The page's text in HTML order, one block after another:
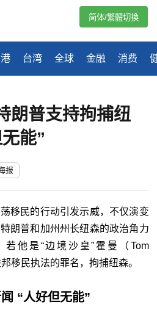
台湾 全球 金融 消费
简体/繁體切換
朗普支持拘捕纽
能”
报
移民的行动引发示威，不仅演变
朗普和加州州长纽森的政治角力
他是“边境沙皇”霍曼（Tom
移民执法的罪名，拘捕纽森。
“人好但无能”